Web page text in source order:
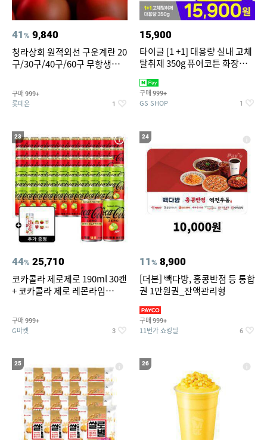
41% 9,840
청라상회 원적외선 구운계란 20
구/30구/40구/60구 무항생제
구매 999+
롯데온 1
15,900
타이글 [1 +1] 대용량 실내 고체
탈취제 350g 퓨어코튼 화장실
구매 999+
GS SHOP 1
23
44% 25,710
코카콜라 제로제로 190ml 30캔
+ 코카콜라 제로 레몬라임
티커 세트
구매 999+
G마켓 3
24
11% 8,900
[더본] 빽다방, 홍콩반점 등 통합
권 1만원권_잔액관리형
구매 999+
11번가 쇼킹딜 6
25 26